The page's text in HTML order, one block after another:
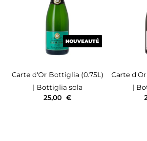
NOUVEAUTÉ
Carte d'Or Bottiglia (0.75L)
| Bottiglia sola
NOUVEAUTÉ
25,00 €
Carte d'Or
|